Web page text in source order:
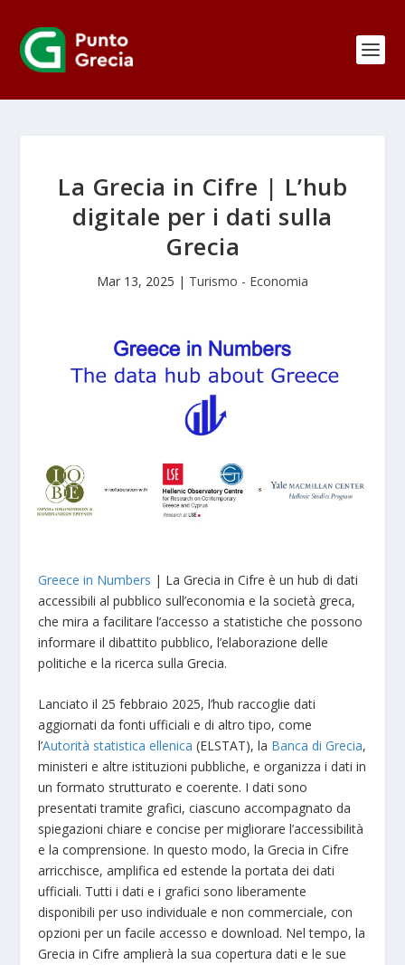
La Grecia in Cifre | L’hub
digitale per i dati sulla
Grecia
Mar 13, 2025 | Turismo - Economia
Greece in Numbers | La Grecia in Cifre è un hub di dati
accessibili al pubblico sull’economia e la società greca,
che mira a facilitare l’accesso a statistiche che possono
informare il dibattito pubblico, l’elaborazione delle
politiche e la ricerca sulla Grecia.
Lanciato il 25 febbraio 2025, l’hub raccoglie dati
aggiornati da fonti ufficiali e di altro tipo, come
l’Autorità statistica ellenica (ELSTAT), la Banca di Grecia,
ministeri e altre istituzioni pubbliche, e organizza i dati in
un formato strutturato e coerente. I dati sono
presentati tramite grafici, ciascuno accompagnato da
spiegazioni chiare e concise per migliorare l’accessibilità
e la comprensione. In questo modo, la Grecia in Cifre
arricchisce, amplifica ed estende la portata dei dati
ufficiali. Tutti i dati e i grafici sono liberamente
disponibili per uso individuale e non commerciale, con
opzioni per un facile accesso e download. Nel tempo, la
Grecia in Cifre amplierà la sua copertura dati e le sue